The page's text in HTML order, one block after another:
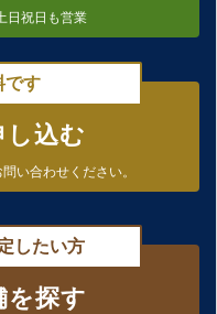
日祝日も営業
です
し込む
い合わせください。
したい方
を探す